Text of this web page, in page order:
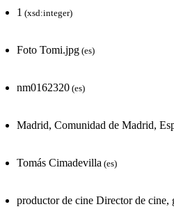
1 (xsd:integer)
Foto Tomi.jpg (es)
nm0162320 (es)
Madrid, Comunidad de Madrid,
Tomás Cimadevilla (es)
productor de cine Director de cine,